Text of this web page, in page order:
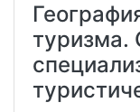
туризма.